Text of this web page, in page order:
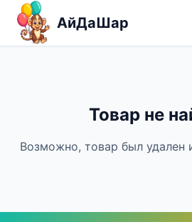
Перейти к содержимому
АйДаШар
О нас
Товар не
Возможно, товар был удален